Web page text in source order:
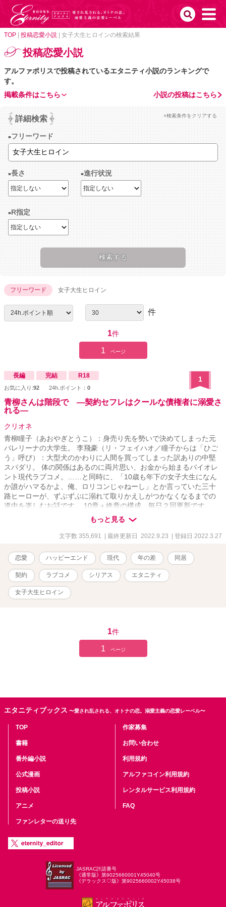
TOP 投稿恋愛小説 女子大生ヒロインの検索結果
投稿恋愛小説
アルファポリスで投稿されているエタニティ小説のランキングで
す。
小説の投稿はこちら
掲載条件はこちら
詳細検索 ×検索条件をクリアする
フリーワード
長さ 進行状況
R指定
フリーワード 女子大生ヒロイン
件
1件
1 ページ
長編 完結 R18
お気に入り:92 24h.ポイント： 0
1
青柳さんは階段で ―契約セフレはクールな債権者に溺愛さ
れる―
クリオネ
青柳瞳子（あおやぎとうこ）：身売り先を勢いで決めてしまった元
バレリーナの大学生。 李飛豪（リ・フェイハオ／瞳子からは「ひご
う」呼び）：大型犬のかわりに人間を買ってしまった訳ありの中堅
スパダリ。 体の関係はあるのに両片思い、お金から始まるバイオレ
ント現代ラブコメ。……と同時に、「10歳も年下の女子大生になん
か誰がハマるかよ、俺、ロリコンじゃねーし」とか言っていた三十
路ヒーローが、ずぶずぶに溺れて取りかえしがつかなくなるまでの
道中を楽しむお話です。 10章＋終章の構成、毎日２回更新です。
R18シーンは、☆マークで注意喚起します。本作、主人公にとって辛
いシーンもございますのでお気をつけください。 小説家になろうさ
ん等でも同時掲載しております。なろうさんの方では、ちょいちょ
もっと見る
文字数 355,691 | 最終更新日 2022.9.23 | 登録日 2022.3.27
恋愛 ハッピーエンド 現代 年の差 同居
契約 ラブコメ シリアス エタニティ
女子大生ヒロイン
1件
1 ページ
エタニティブックス 〜愛され乱される、オトナの恋。溺愛主義の恋愛レーベル〜
TOP
書籍
番外編小説
公式漫画
投稿小説
アニメ
ファンレターの送り先
作家募集
お問い合わせ
利用規約
アルファコイン利用規約
レンタルサービス利用規約
FAQ
JASRAC許諾番号
《通常版》第9025660001Y45040号
《デラックス♡版》第9025660002Y45038号